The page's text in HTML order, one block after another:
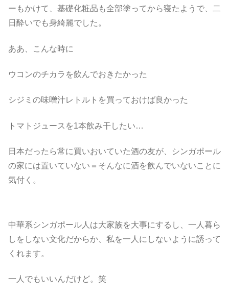
ーもかけて、基礎化粧品も全部塗ってから寝たようで、二
日酔いでも身綺麗でした。
ああ、こんな時に
ウコンのチカラを飲んでおきたかった
シジミの味噌汁レトルトを買っておけば良かった
トマトジュースを1本飲み干したい…
日本だったら常に買いおいていた酒の友が、シンガポール
の家には置いていない＝そんなに酒を飲んでいないことに
気付く。
中華系シンガポール人は大家族を大事にするし、一人暮ら
しをしない文化だからか、私を一人にしないように誘って
くれます。
一人でもいいんだけど。笑